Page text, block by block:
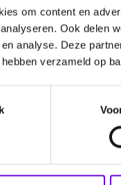
om content en
Ook delen
analyse. Deze
verzameld op
cognitieve